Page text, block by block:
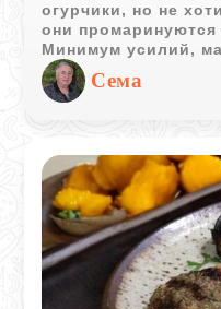
огурчики, но не
они промаринуются
Минимум усилий,
следующий день вы
домашними
которые идеально
или просто как
Сема